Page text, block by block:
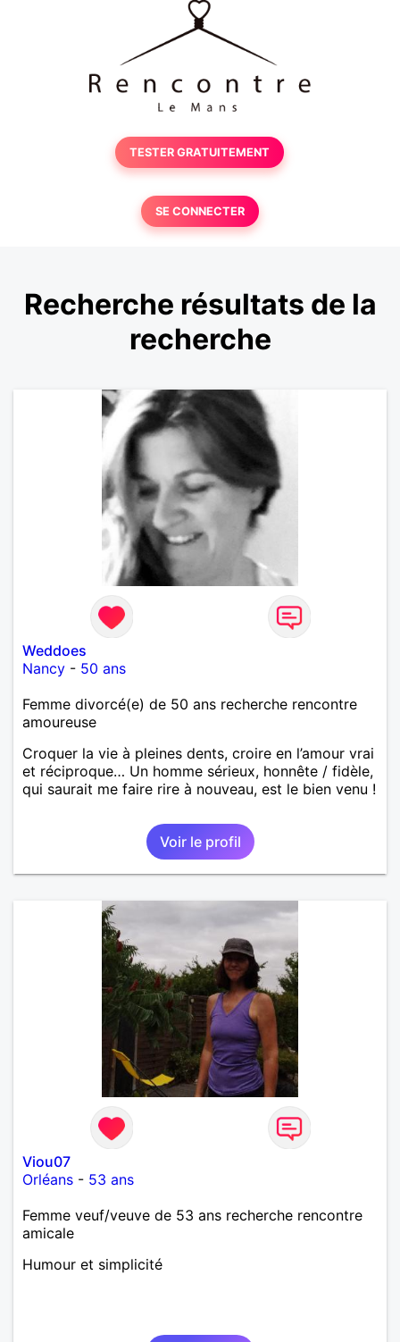
TESTER GRATUITEMENT
SE CONNECTER
Recherche résultats de la
recherche
Weddoes
Nancy - 50 ans
Femme divorcé(e) de 50 ans recherche rencontre
amoureuse
Croquer la vie à pleines dents, croire en l’amour vrai
et réciproque… Un homme sérieux, honnête / fidèle,
qui saurait me faire rire à nouveau, est le bien venu !
Voir le profil
Viou07
Orléans - 53 ans
Femme veuf/veuve de 53 ans recherche rencontre
amicale
Humour et simplicité